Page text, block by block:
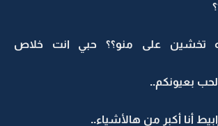
تخشين على منو؟؟ حبي انت خلاص
بعيونكم..
أنا أكبر من هالأشياء..